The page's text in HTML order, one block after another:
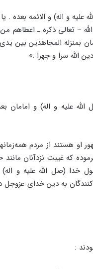
علیه و اله) و الائمه بعده .
– تعالی ذکره ـ اعطاهم من
بمنزله المجاهدین بین
الله سرا و جهرا .»
علیه و اله) و امامان
او هستند از مردم
که غیبت نزدآنان
خدا (صل الله علیه و
به دین خدای عزوجل
: